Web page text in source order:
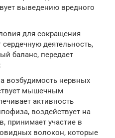
выведению вредного
для сокращения
деятельность,
баланс, передает
возбудимость нервных
мышечным
активность
воздействует на
принимает участие в
волокон, которые